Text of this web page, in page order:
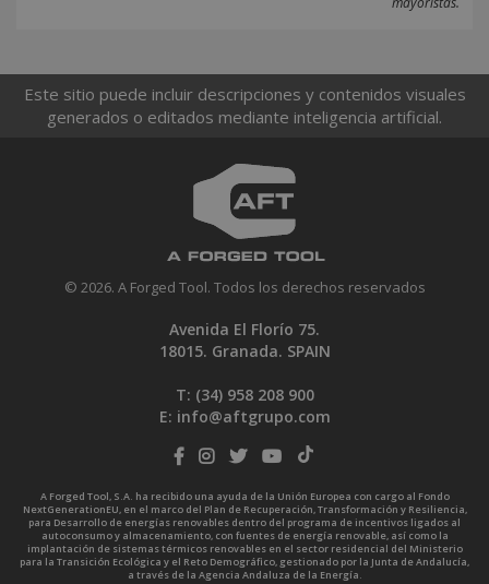
Este sitio puede incluir descripciones y contenidos visuales
generados o editados mediante inteligencia artificial.
© 2026. A Forged Tool. Todos los derechos reservados
Avenida El Florío 75.
18015. Granada. SPAIN
T: (34) 958 208 900
E: info@aftgrupo.com
A Forged Tool, S.A. ha recibido una ayuda de la Unión Europea con cargo al Fondo
NextGenerationEU, en el marco del Plan de Recuperación, Transformación y Resiliencia,
para Desarrollo de energías renovables dentro del programa de incentivos ligados al
autoconsumo y almacenamiento, con fuentes de energía renovable, así como la
implantación de sistemas térmicos renovables en el sector residencial del Ministerio
para la Transición Ecológica y el Reto Demográfico, gestionado por la Junta de Andalucía,
a través de la Agencia Andaluza de la Energía.